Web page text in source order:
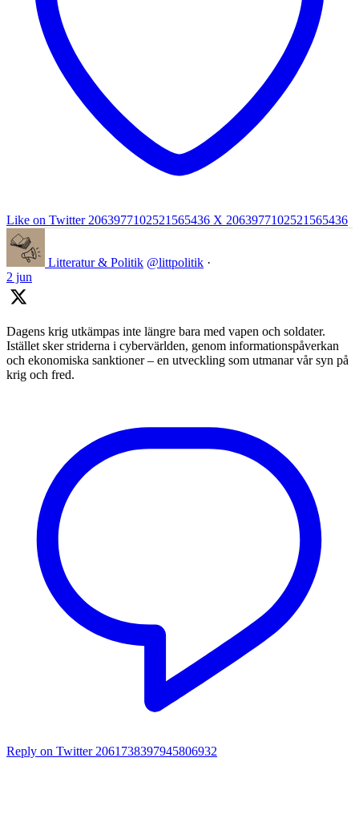
Like on Twitter 2063977102521565436 X 2063977102521565436
Litteratur & Politik @littpolitik ·
2 jun
Dagens krig utkämpas inte längre bara med vapen och soldater.
Istället sker striderna i cybervärlden, genom informationspåverkan
och ekonomiska sanktioner – en utveckling som utmanar vår syn på
krig och fred.
Reply on Twitter 2061738397945806932